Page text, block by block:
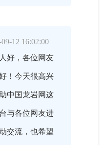
09-12 16:02:00
好，各位网友
！今天很高兴
中国龙岩网这
与各位网友进
交流，也希望